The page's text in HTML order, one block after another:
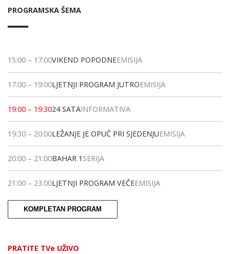
PROGRAMSKA ŠEMA
15:00 – 17:00VIKEND POPODNEEMISIJA
17:00 – 19:00LJETNJI PROGRAM JUTROEMISIJA
19:00 – 19:3024 SATAINFORMATIVA
19:30 – 20:00LEŽANJE JE OPUČ PRI SJEDENJUEMISIJA
20:00 – 21:00BAHAR 1 SERIJA
21:00 – 23:00LJETNJI PROGRAM VEČEEMISIJA
KOMPLETAN PROGRAM
PRATITE TVe UŽIVO